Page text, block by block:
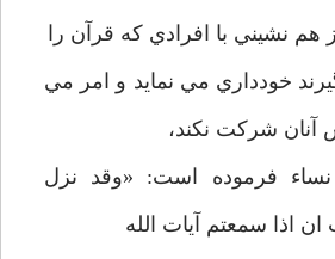
نشيني با افرادي كه قرآن را
خودداري مي نمايد و امر مي
آنان شركت نكند،
فرموده است: «وقد نزل
اذا سمعتم آيات الله